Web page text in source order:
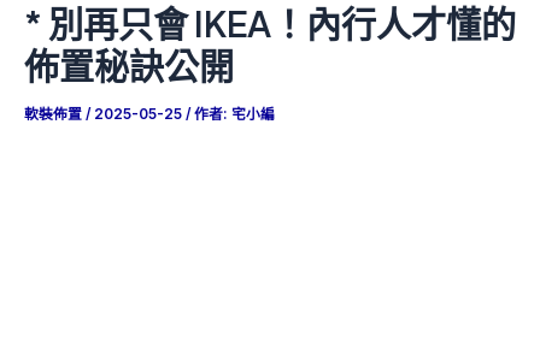
* 別再只會 IKEA！內行人才懂的
佈置秘訣公開
軟裝佈置 / 2025-05-25 / 作者: 宅小編